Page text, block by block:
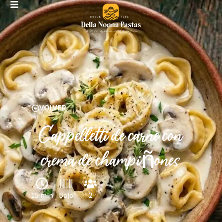
VOLVER
Cappelletti de carne con
crema de champiñones
15 min Bajo 2